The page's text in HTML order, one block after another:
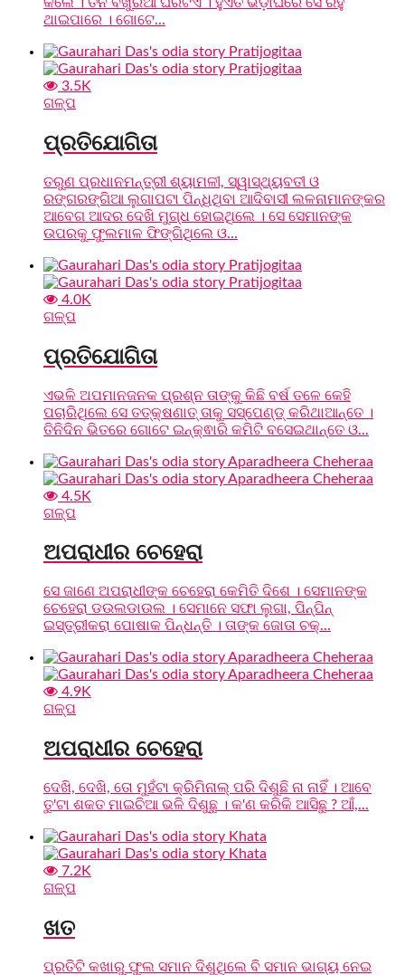
ଥାଇପାରେ । ଗୋଟେ...
3.5K
ଗଳ୍ପ
ପ୍ରତିଯୋଗିତା
ତରୁଣ ପ୍ରଧାନମନ୍ତ୍ରୀ ଶ୍ୟାମଳୀ, ସ୍ୱାସ୍ଥ୍ୟବତୀ ଓ
ରଙ୍ଗରଙ୍ଗିଆ ଲୁଗାପଟା ପିନ୍ଧିଥିବା ଆଦିବାସୀ ଲଳନାମାନଙ୍କର
ଆବେଗ ଆଦର ଦେଖି ମୁଗ୍ଧ ହୋଇଥିଲେ । ସେ ସେମାନଙ୍କ
ଉପରକୁ ଫୁଲମାଳ ଫିଙ୍ଗିଥିଲେ ଓ...
4.0K
ଗଳ୍ପ
ପ୍ରତିଯୋଗିତା
ଏଭଳି ଅପମାନଜନକ ପ୍ରଶ୍ନ ତାଙ୍କୁ କିଛି ବର୍ଷ ତଳେ କେହି
ପଚାରିଥିଲେ ସେ ତତ୍‌କ୍ଷଣାତ୍ ତାକୁ ସସ୍‌ପେଣ୍ଡ୍‌ କରିଥାଆନ୍ତେ ।
ତିନିଦିନ ଭିତରେ ଗୋଟେ ଇନ୍‌କ୍ଵାରି କମିଟି ବସେଇଥାନ୍ତେ ଓ...
4.5K
ଗଳ୍ପ
ଅପରାଧୀର ଚେହେରା
ସେ ଜାଣେ ଅପରାଧୀଙ୍କ ଚେହେରା କେମିତି ଦିଶେ । ସେମାନଙ୍କ
ଚେହେରା ଡଉଲଡାଉଲ । ସେମାନେ ସଫା ଲୁଗା, ପିନ୍‌ପିନ୍
ଇସ୍ତ୍ରୀକରା ପୋଷାକ ପିନ୍ଧନ୍ତି । ତାଙ୍କ ଜୋତା ଚକ୍...
4.9K
ଗଳ୍ପ
ଅପରାଧୀର ଚେହେରା
ଦେଖି, ଦେଖି, ତୋ ମୁହଁଟା କ୍ରିମିନାଲ୍ ପରି ଦିଶୁଛି ନା ନାହିଁ । ଆବେ
ତୁ'ଟା ଶକତ ମାଇଚିଆ ଭଳି ଦିଶୁଛୁ । କ'ଣ କରିକି ଆସିଛୁ ? ଆଁ,...
7.2K
ଗଳ୍ପ
ଖତ
ପ୍ରତିଟି କଖାରୁ ଫୁଲ ସମାନ ଦିଶୁଥିଲେ ବି ସମାନ ଭାଗ୍ୟ ନେଇ